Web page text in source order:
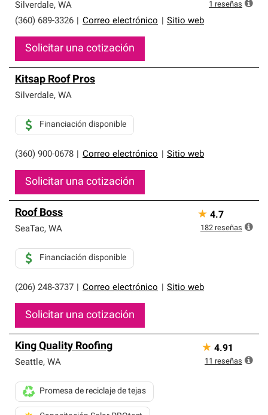
Silverdale, WA
(360) 689-3326
Correo electrónico Sitio web
Solicitar una cotización
1 reseñas
Kitsap Roof Pros
Silverdale, WA
(360) 900-0678 Correo electrónico Sitio web
Financiación disponible
Solicitar una cotización
Roof Boss
SeaTac, WA
(206) 248-3737 Correo electrónico Sitio web
Financiación disponible
Solicitar una cotización
★ 4.7
182 reseñas
King Quality Roofing
Seattle, WA
Promesa de reciclaje de tejas
★ 4.91
11 reseñas